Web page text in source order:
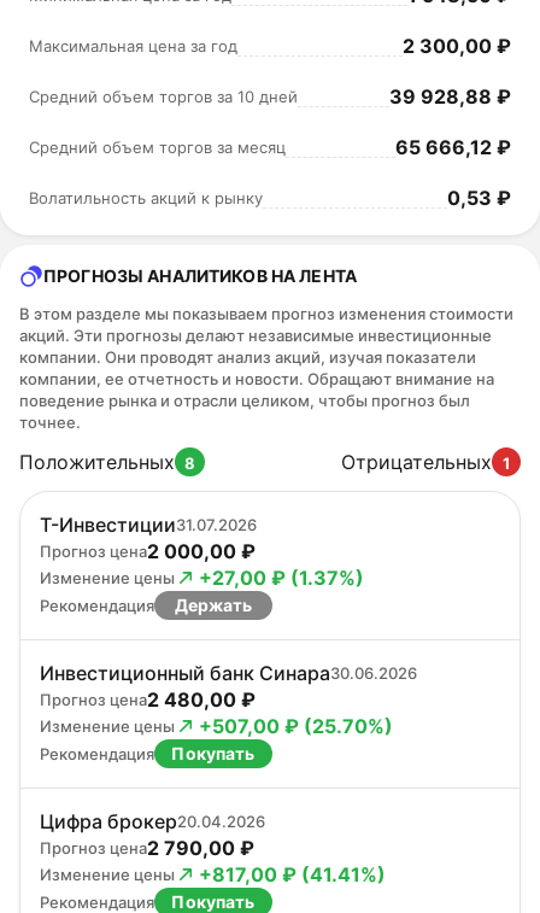
Максимальная цена за год 2 300,00 ₽
Средний объем торгов за 10 дней 39 928,88 ₽
Средний объем торгов за месяц 65 666,12 ₽
Волатильность акций к рынку 0,53 ₽
ПРОГНОЗЫ АНАЛИТИКОВ НА ЛЕНТА
В этом разделе мы показываем прогноз изменения стоимости
акций. Эти прогнозы делают независимые инвестиционные
компании. Они проводят анализ акций, изучая показатели
компании, ее отчетность и новости. Обращают внимание на
поведение рынка и отрасли целиком, чтобы прогноз был
точнее.
Положительных 8 Отрицательных 1
Т-Инвестиции31.07.2026
Прогноз цена2 000,00 ₽
Изменение цены +27,00 ₽ (1.37%)
Рекомендация Держать
Инвестиционный банк Синара30.06.2026
Прогноз цена2 480,00 ₽
Изменение цены +507,00 ₽ (25.70%)
Рекомендация Покупать
Цифра брокер20.04.2026
Прогноз цена2 790,00 ₽
Изменение цены +817,00 ₽ (41.41%)
Рекомендация Покупать